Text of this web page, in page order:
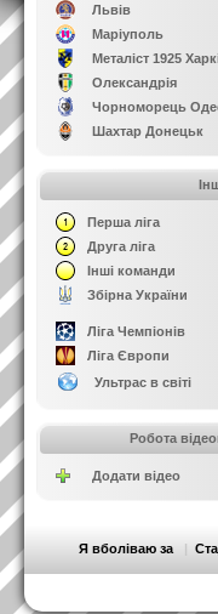
Львів
Маріуполь
Металіст 1925
Олександрія
Чорноморець
Шахтар Донецьк
Перша ліга
Друга ліга
Інші команди
Збірна України
Ліга Чемпіонів
Ліга Європи
Ультрас в світі
Робота
Додати відео
Я вболіваю за |